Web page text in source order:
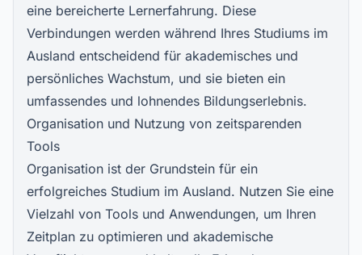
eine bereicherte Lernerfahrung. Diese
Verbindungen werden während Ihres Studiums im
Ausland entscheidend für akademisches und
persönliches Wachstum, und sie bieten ein
umfassendes und lohnendes Bildungserlebnis.
Organisation und Nutzung von zeitsparenden
Tools
Organisation ist der Grundstein für ein
erfolgreiches Studium im Ausland. Nutzen Sie eine
Vielzahl von Tools und Anwendungen, um Ihren
Zeitplan zu optimieren und akademische